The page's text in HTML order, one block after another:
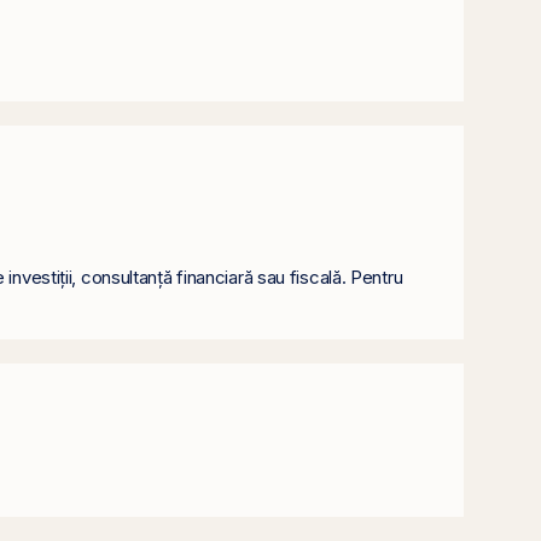
consultanță financiară sau fiscală. Pentru